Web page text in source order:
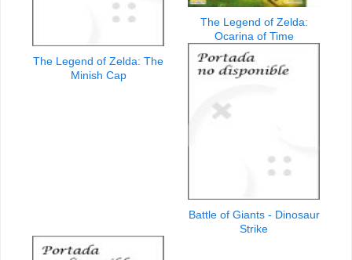
The Legend of Zelda: The
Minish Cap
The Legend of Zelda:
Ocarina of Time
Battle of Giants - Dinosaur
Strike